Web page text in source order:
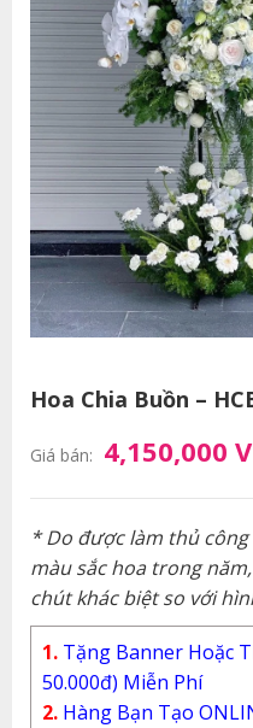
Hoa Chia Buồn –
Giá bán: 4,150,000
* Do được làm thủ
màu sắc hoa trong
chút khác biệt so với
1. Tặng Banner Hoặc
50.000đ) Miễn Phí
2. Hàng Bạn Tạo